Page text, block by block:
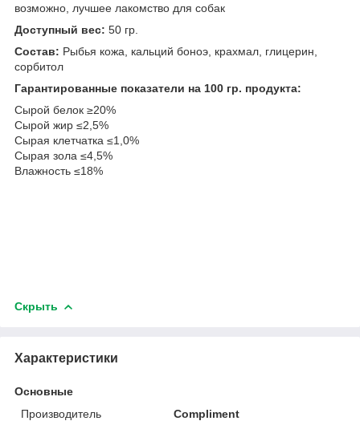
возможно, лучшее лакомство для собак
Доступный вес: 50 гр.
Состав: Рыбья кожа, кальций боноэ, крахмал, глицерин,
сорбитол
Гарантированные показатели на 100 гр. продукта:
Сырой белок ≥20%
Сырой жир ≤2,5%
Сырая клетчатка ≤1,0%
Сырая зола ≤4,5%
Влажность ≤18%
Скрыть
Характеристики
Основные
Производитель
Compliment